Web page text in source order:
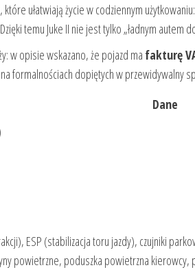
ułatwiają życie w codziennym
temu Juke II nie jest tylko „ładnym autem
w opisie wskazano, że pojazd ma fakturę
formalnościach dopiętych w przewidywalny
Dane
ESP (stabilizacja toru jazdy), czujniki
powietrzne, poduszka powietrzna kierowcy,